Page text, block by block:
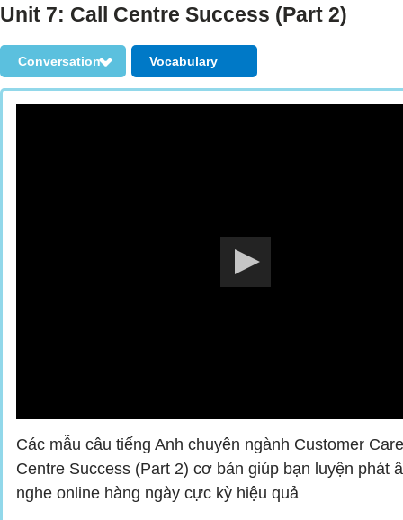
Unit 7: Call Centre Success (Part 2)
Conversation Vocabulary
Các mẫu câu tiếng Anh chuyên ngành Customer
Centre Success (Part 2) cơ bản giúp bạn luyện phát
nghe online hàng ngày cực kỳ hiệu quả